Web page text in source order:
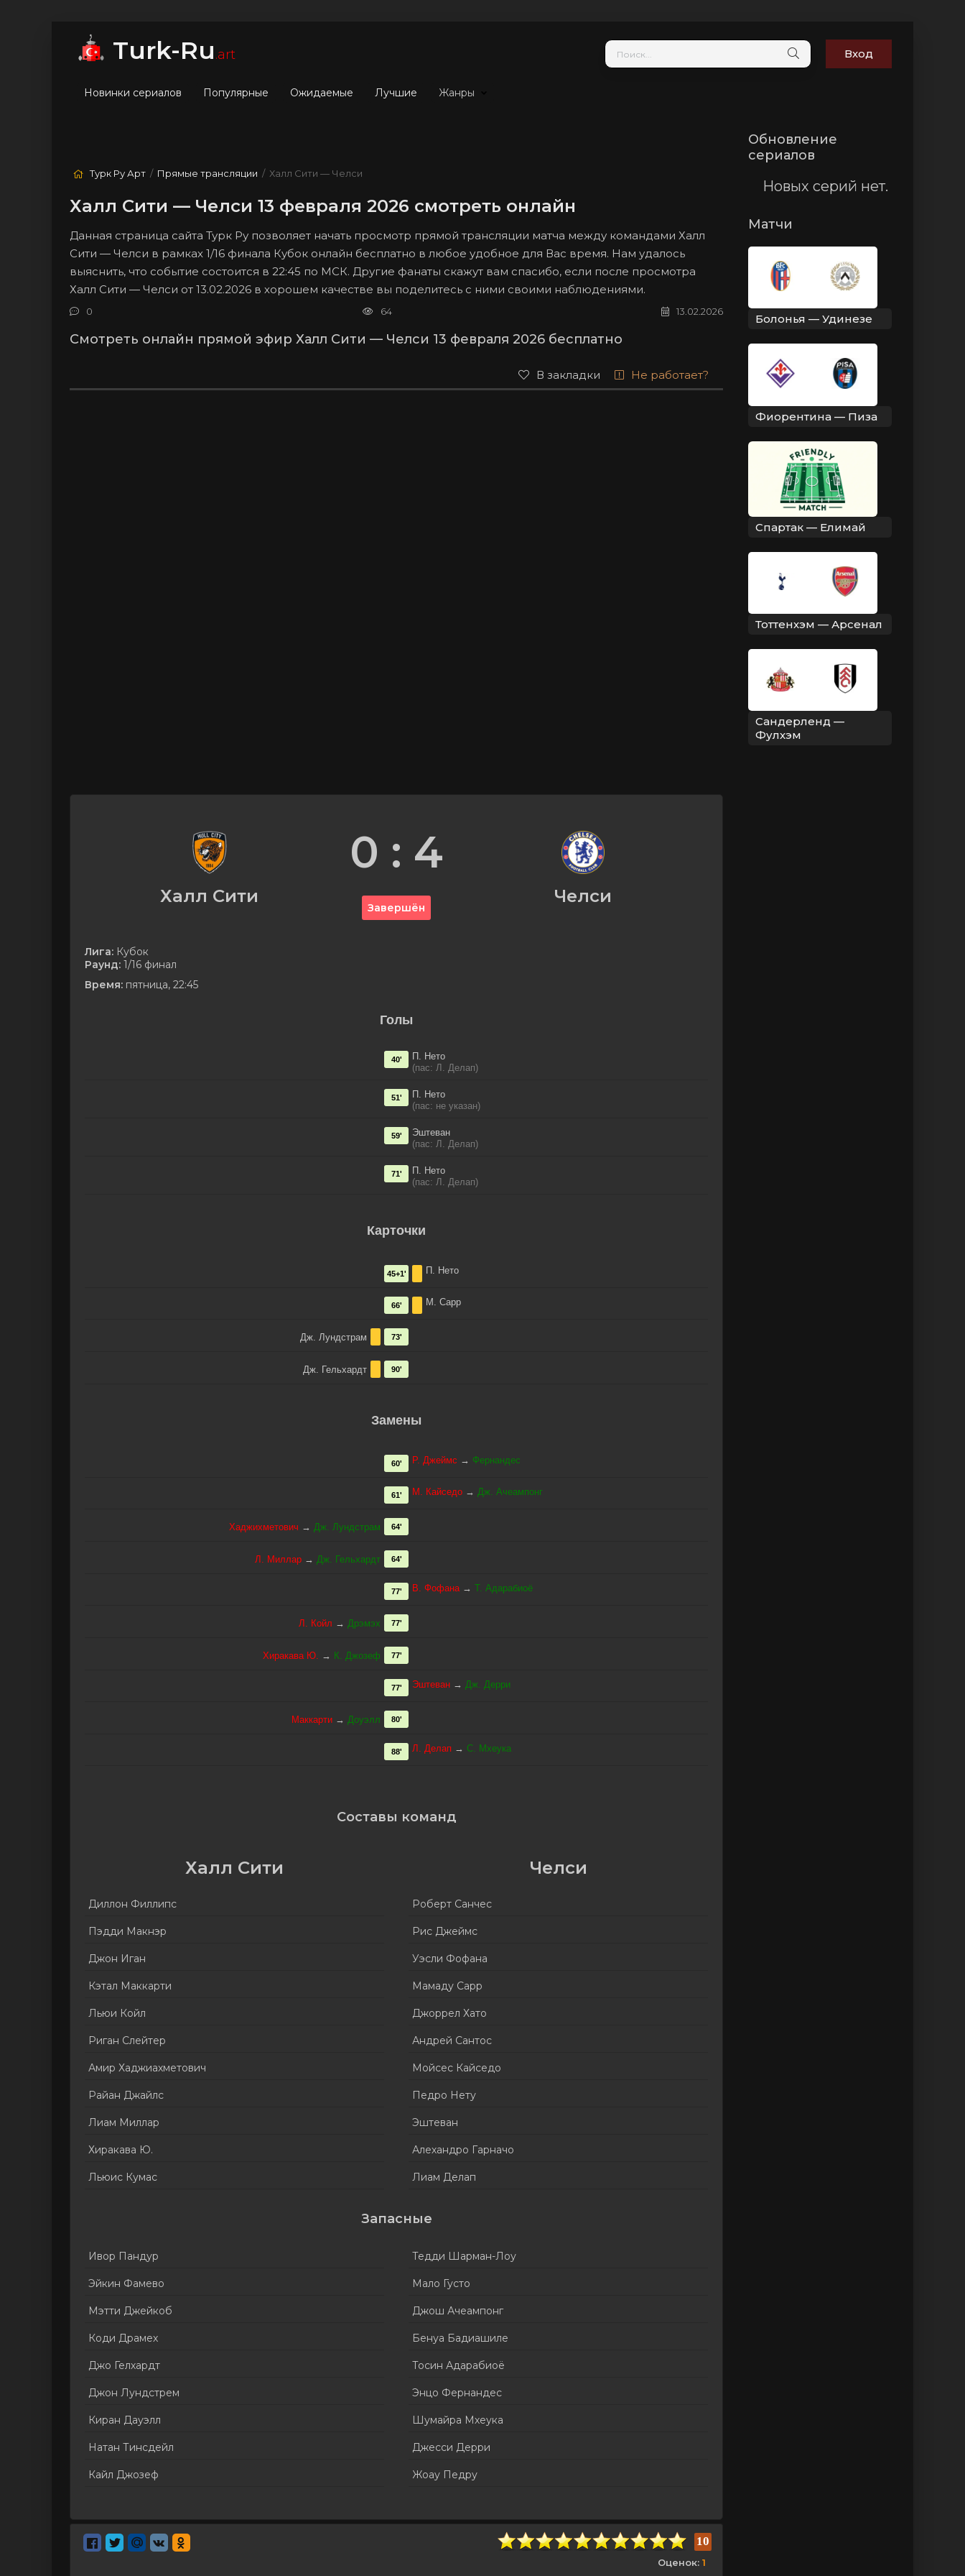
Turk-Ru.art Вход
Новинки сериалов Популярные Ожидаемые Лучшие Жанры
Турк Ру Арт / Прямые трансляции / Халл Сити — Челси
Халл Сити — Челси 13 февраля 2026 смотреть онлайн
Данная страница сайта Турк Ру позволяет начать просмотр прямой трансляции матча между командами Халл
Сити — Челси в рамках 1/16 финала Кубок онлайн бесплатно в любое удобное для Вас время. Нам удалось
выяснить, что событие состоится в 22:45 по МСК. Другие фанаты скажут вам спасибо, если после просмотра
Халл Сити — Челси от 13.02.2026 в хорошем качестве вы поделитесь с ними своими наблюдениями.
13.02.2026
64
0
Смотреть онлайн прямой эфир Халл Сити — Челси 13 февраля 2026 бесплатно
В закладки Не работает?
Халл Сити
0 : 4
Завершён
Челси
Лига: Кубок
Раунд: 1/16 финал
Время: пятница, 22:45
Голы
П. Нето
(пас: Л. Делап)
40'
П. Нето
(пас: не указан)
51'
Эштеван
(пас: Л. Делап)
59'
П. Нето
(пас: Л. Делап)
71'
Карточки
П. Нето
45+1'
М. Сарр
66'
Дж. Лундстрам 73'
Дж. Гельхардт 90'
Замены
Р. Джеймс → Фернандес
60'
М. Кайседо → Дж. Ачеампонг
61'
Хаджихметович → Дж. Лундстрам 64'
Л. Миллар → Дж. Гельхардт 64'
В. Фофана→ Т. Адарабиоё
77'
Л. Койл → Дрэмэх 77'
Хиракава Ю. → К. Джозеф 77'
Эштеван → Дж. Дерри
77'
Маккарти → Доуэлл 80'
Л. Делап → С. Мхеука
88'
Составы команд
Халл Сити
Диллон Филлипс
Пэдди Макнэр
Джон Иган
Кэтал Маккарти
Льюи Койл
Риган Слейтер
Амир Хаджиахметович
Райан Джайлс
Лиам Миллар
Хиракава Ю.
Льюис Кумас
Челси
Роберт Санчес
Рис Джеймс
Уэсли Фофана
Мамаду Сарр
Джоррел Хато
Андрей Сантос
Мойсес Кайседо
Педро Нету
Эштеван
Алехандро Гарначо
Лиам Делап
Запасные
Ивор Пандур
Эйкин Фамево
Мэтти Джейкоб
Коди Драмех
Джо Гелхардт
Джон Лундстрем
Киран Дауэлл
Натан Тинсдейл
Кайл Джозеф
Тедди Шарман-Лоу
Мало Густо
Джош Ачеампонг
Бенуа Бадиашиле
Тосин Адарабиоё
Энцо Фернандес
Шумайра Мхеука
Джесси Дерри
Жоау Педру
10
Оценок: 1
Обновление
сериалов
Новых серий нет.
Матчи
Болонья — Удинезе
Фиорентина — Пиза
Спартак — Елимай
Тоттенхэм — Арсенал
Сандерленд —
Фулхэм